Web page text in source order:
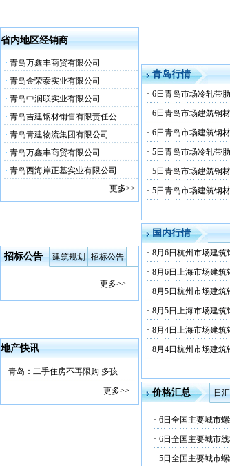
省内地区经销商
· 青岛万鑫丰商贸有限公司
· 青岛金荣泰实业有限公司
· 青岛中润联实业有限公司
· 青岛吉建钢材销售有限责任公
· 青岛青建物流集团有限公司
· 青岛万鑫丰商贸有限公司
· 青岛西海岸正基实业有限公司
更多>>
招标公告 建筑规划 招标公告
更多>>
地产快讯
·青岛：二手住房不再限购 多孩
更多>>
青岛行情
· 6日青岛市场冷轧带
· 6日青岛市场建筑钢
· 6日青岛市场建筑钢
· 5日青岛市场冷轧带
· 5日青岛市场建筑钢
· 5日青岛市场建筑钢
国内行情
· 8月6日杭州市场建筑
· 8月6日上海市场建筑
· 8月5日杭州市场建筑
· 8月5日上海市场建筑
· 8月4日上海市场建筑
· 8月4日杭州市场建筑
价格汇总 日
· 6日全国主要城市
· 6日全国主要城市
· 5日全国主要城市